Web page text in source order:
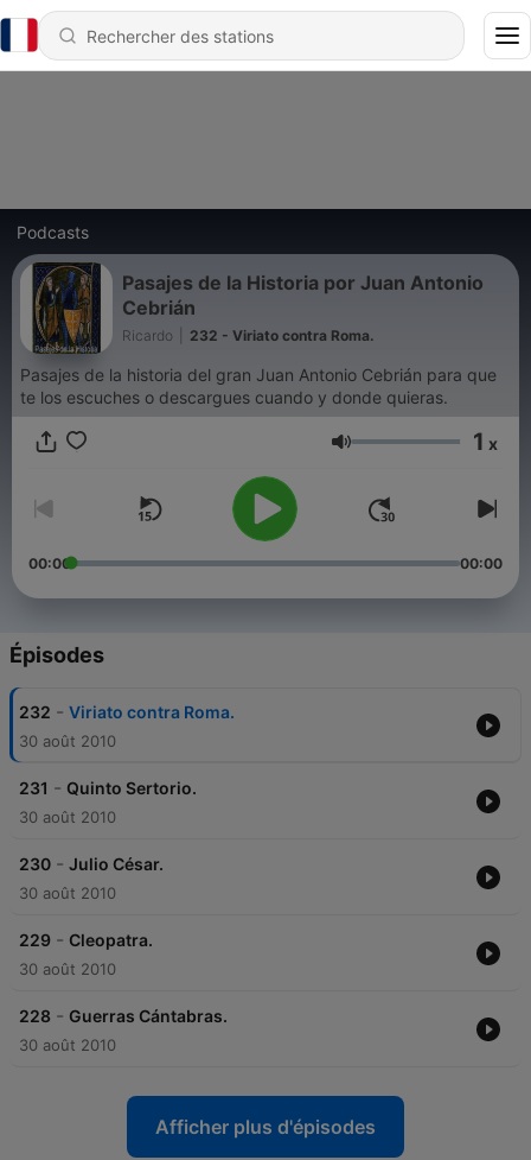
Podcasts
Pasajes de la Historia por Juan Antonio
Cebrián
Ricardo 232 - Viriato contra Roma.
Pasajes de la historia del gran Juan Antonio Cebrián para que
te los escuches o descargues cuando y donde quieras.
Volume 1 x
00:00 00:00
Épisodes
232 - Viriato contra Roma.
30 août 2010
231 - Quinto Sertorio.
30 août 2010
230 - Julio César.
30 août 2010
229 - Cleopatra.
30 août 2010
228 - Guerras Cántabras.
30 août 2010
Afficher plus d'épisodes